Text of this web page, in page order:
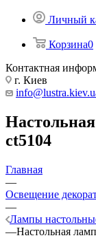
Личный
Корзина0
Контактная
г. Киев
ct5104
Главная
—
Освещение
—
Лампы
—Настольная